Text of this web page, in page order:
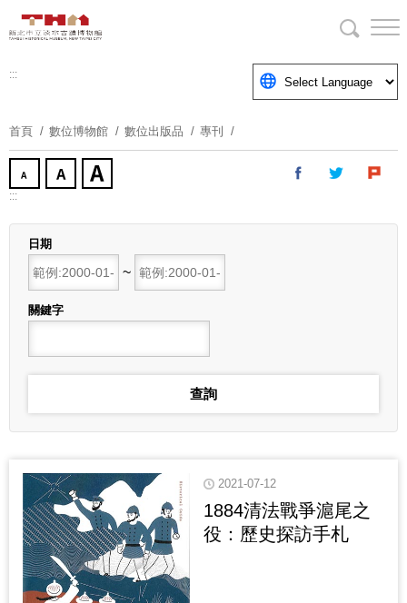
到
要
塊
:::
首頁 數位博物館 數位出版品 專刊
:::
日期
開始日期
~
結束日期
關鍵字
2021-07-12
1884清法戰爭滬尾之
役：歷史探訪手札